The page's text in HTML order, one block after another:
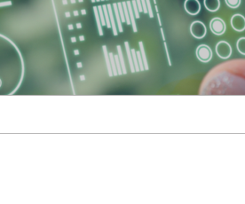
점포찾기
점포배치도
편의시설찾기
비리행
만큼 보인
실적
농수산물 검사방법 및 처리절
차
업무처리절차
부적합농산물
기
공지사항
국민신문고
민원처리업무
민원처리공개방
자주하는 질문